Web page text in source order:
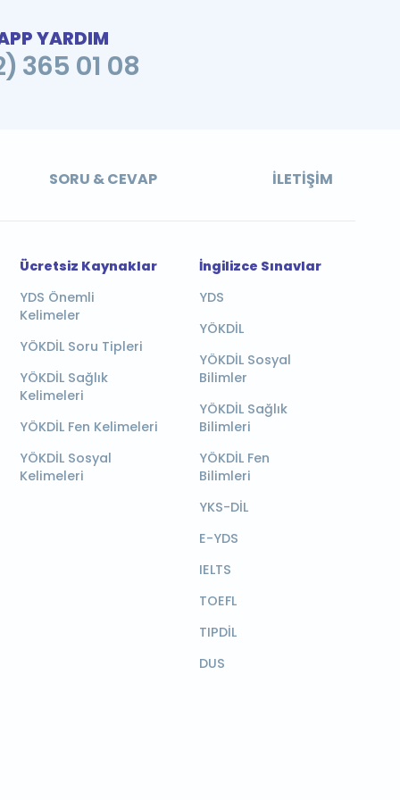
YARDIM
365 01 08
SORU & CEVAP İLETIŞIM
Ücretsiz Kaynaklar
YDS Önemli
Kelimeler
YÖKDİL Soru Tipleri
YÖKDİL Sağlık
Kelimeleri
YÖKDİL Fen Kelimeleri
YÖKDİL Sosyal
Kelimeleri
İngilizce Sınavlar
YDS
YÖKDİL
YÖKDİL Sosyal
Bilimler
YÖKDİL Sağlık
Bilimleri
YÖKDİL Fen
Bilimleri
YKS-DİL
E-YDS
IELTS
TOEFL
TIPDİL
DUS